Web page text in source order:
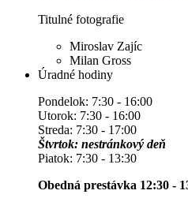
Titulné fotografie
Miroslav Zajíc
Milan Gross
Úradné hodiny
Pondelok: 7:30 - 16:00
Utorok: 7:30 - 16:00
Streda: 7:30 - 17:00
Štvrtok: nestránkový deň
Piatok: 7:30 - 13:30
Obedná prestávka 12:30 -